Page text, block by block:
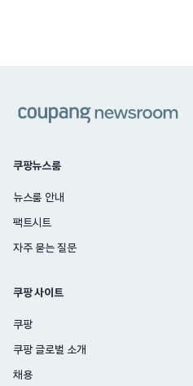
쿠팡뉴스룸
뉴스룸 안내
팩트시트
자주 묻는 질문
쿠팡 사이트
쿠팡
쿠팡 글로벌 소개
채용